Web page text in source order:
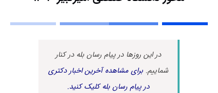
در این روزها در پیام رسان بله در کنار
شماییم.برای مشاهده آخرین اخبار دکتری
در پیام رسان بله کلیک کنید.